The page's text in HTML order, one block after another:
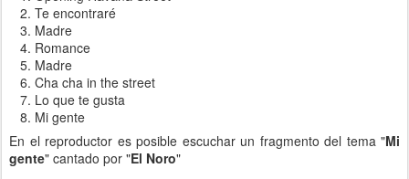
Te encontraré
Madre
Romance
Madre
Cha cha in the street
Lo que te gusta
Mi gente
En el reproductor es posible escuchar un fragmento del tema "Mi
gente" cantado por "El Noro"